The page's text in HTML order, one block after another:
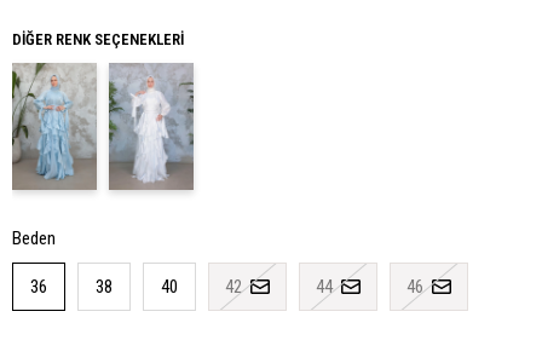
DIĞER RENK SEÇENEKLERI
Beden
36 38 40 42 44 46